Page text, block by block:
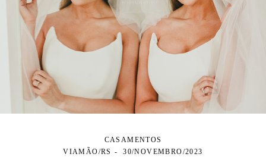
CASAMENTOS
VIAMÃO/RS
30/NOVEMBRO/2023